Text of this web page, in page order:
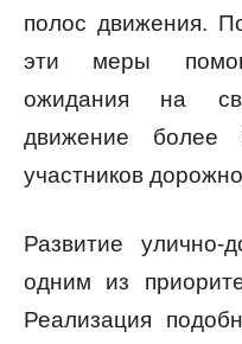
полос движения.
эти меры
ожидания на
движение более
участников
Развитие улично-
одним из
Реализация